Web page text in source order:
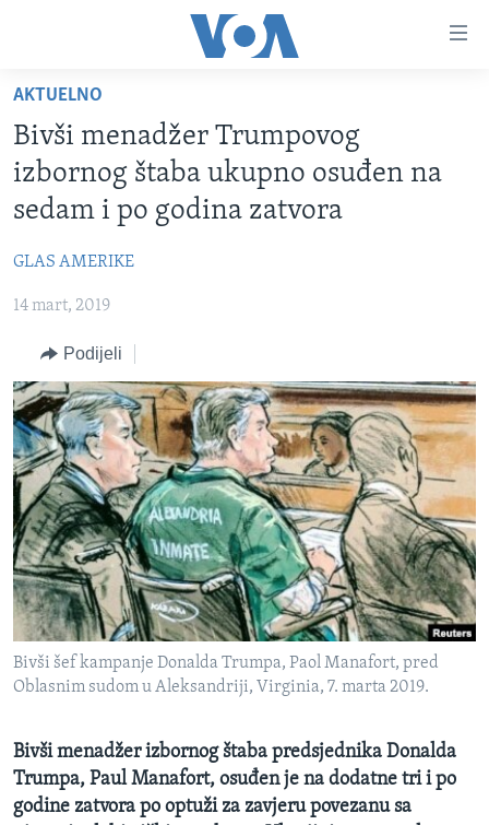
glavni
sadržaj
Pređi
na
glavnu
Idi
na
VIDEO
FOTOGRAFIJE DANA
BOSNA I HERCEGOVINA
SVIJET
NAUKA I TEHNOLOGIJA
SPECIJALNI PROJEKTI
KORUPCIJA
SLOBODA MEDIJA
ŽENSKA STRANA
IZBJEGLIČKA STRANA
MAGAZIN
O GLASU AMERIKE
Learning English
PRATITE NAS
AKTUELNO
Bivši menadžer Trumpovog
izbornog štaba ukupno osuđen na
sedam i po godina zatvora
GLAS AMERIKE
14 mart, 2019
Podijeli
Bivši šef kampanje Donalda Trumpa, Paol Manafort, pred
Oblasnim sudom u Aleksandriji, Virginia, 7. marta 2019.
Bivši menadžer izbornog štaba predsjednika Donalda
Trumpa, Paul Manafort, osuđen je na dodatne tri i po
godine zatvora po optuži za zavjeru povezanu sa